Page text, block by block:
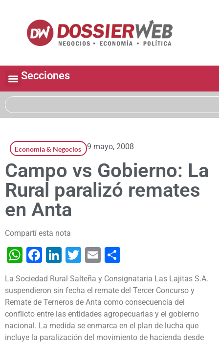
Secciones
Economía & Negocios 9 mayo, 2008
Campo vs Gobierno: La
Rural paralizó remates
en Anta
Compartí esta nota
WhatsApp
Facebook
LinkedIn
Twitter
Email
La Sociedad Rural Salteña y Consignataria Las Lajitas S.A.
suspendieron sin fecha el remate del Tercer Concurso y
Remate de Terneros de Anta como consecuencia del
conflicto entre las entidades agropecuarias y el gobierno
nacional. La medida se enmarca en el plan de lucha que
incluye la paralización del movimiento de hacienda desde